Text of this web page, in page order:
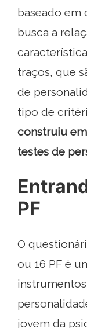
baseado em
busca a
traços, que
de
tipo de
construiu
testes de
PF
O
ou 16 PF é
jovem da